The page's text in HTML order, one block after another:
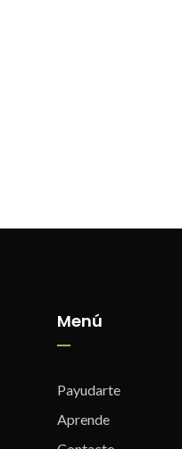
Menú
Payudarte
Aprende